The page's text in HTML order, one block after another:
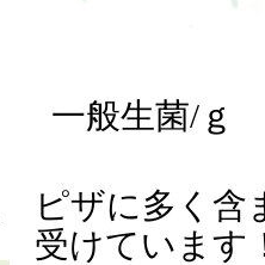
一般生菌/ｇ
ピザに多く含
受けています